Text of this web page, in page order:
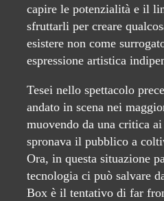
capire le potenzialità e il
sfruttarli per creare
esistere non come
espressione artistica
Tesei nello spettacolo
andato in scena nei
muovendo da una critica
spronava il pubblico a
Ora, in questa situazione
tecnologia ci può salvare
Box è il tentativo di far